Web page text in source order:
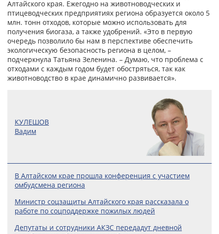
Алтайского края. Ежегодно на животноводческих и
птицеводческих предприятиях региона образуется около 5
млн. тонн отходов, которые можно использовать для
получения биогаза, а также удобрений. «Это в первую
очередь позволило бы нам в перспективе обеспечить
экологическую безопасность региона в целом, –
подчеркнула Татьяна Зеленина. – Думаю, что проблема с
отходами с каждым годом будет обостряться, так как
животноводство в крае динамично развивается».
КУЛЕШОВ
Вадим
В Алтайском крае прошла конференция с участием
омбудсмена региона
Министр соцзащиты Алтайского края рассказала о
работе по соцподдержке пожилых людей
Депутаты и сотрудники АКЗС передадут дневной